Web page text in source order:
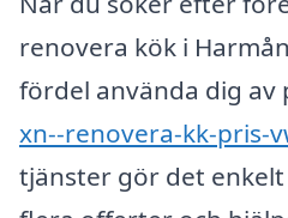
renovera kök i
fördel använda dig
xn--renovera-kk-pris-
tjänster gör det